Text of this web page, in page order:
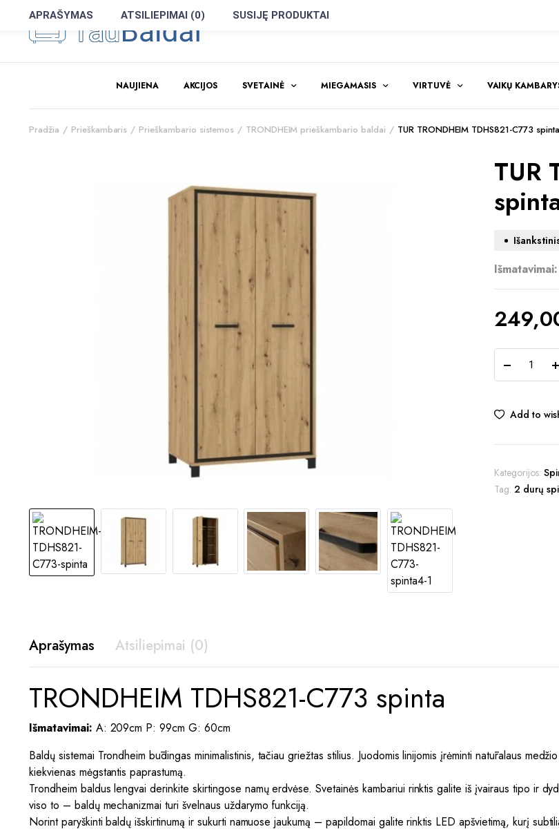
NAUJIENA AKCIJOS SVETAINĖ MIEGAMASIS VIRTUVĖ VAIKŲ
Pradžia Prieškambaris Prieškambario sistemos TRONDHEIM prieškambario baldai TUR TRONDHEIM TDHS821-C773 spinta
TUR
Išmatavimai:
TDHS821-
spinta
Add to
Kategorijos:
Tag: 2 durų
Aprašymas Atsiliepimai (0)
TRONDHEIM TDHS821-C773 spinta
Išmatavimai: A: 209cm P: 99cm G: 60cm
Baldų sistemai Trondheim būdingas minimalistinis, tačiau griežtas stilius. Juodomis linijomis įrėminti natūralaus
kiekvienas mėgstantis paprastumą.
Trondheim baldus lengvai derinkite skirtingose namų erdvėse. Svetainės kambariui rinktis galite iš įvairaus tipo ir
viso to – baldų mechanizmai turi švelnaus uždarymo funkciją.
Norint paryškinti baldų išskirtinumą ir sukurti namuose jaukumą – papildomai galite rinktis LED apšvietimą, kurį
APRAŠYMAS ATSILIEPIMAI (0) SUSIJĘ PRODUKTAI